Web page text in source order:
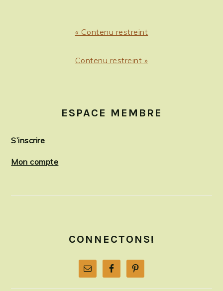
Previous
Post:
« Contenu restreint
Next
Contenu restreint »
SIDEBARESPACE MEMBRE
S’inscrire
Mon compte
CONNECTONS!